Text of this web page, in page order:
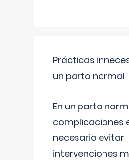
Prácticas
un parto normal
En un parto
complicaciones
necesario evitar
intervenciones